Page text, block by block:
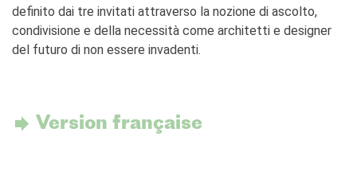
definito dai tre invitati attraverso la nozione di ascolto,
condivisione e della necessità come architetti e designer
del futuro di non essere invadenti.
Version française